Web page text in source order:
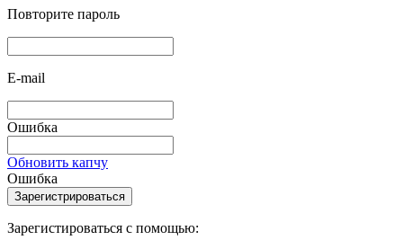
Повторите пароль
E-mail
Ошибка
Обновить капчу
Ошибка
Зарегистироваться с помощью: